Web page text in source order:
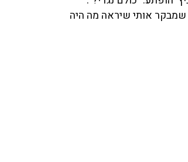
שמבקר אותי שיראה מה היה